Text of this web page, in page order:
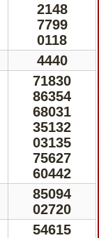
2148
7799
0118
4440
71830
86354
68031
35132
03135
75627
60442
85094
02720
54615